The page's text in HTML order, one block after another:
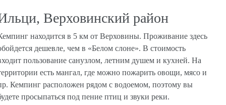
Верховинский район
находится в 5 км от Верховины. Проживание здесь
дешевле, чем в «Белом слоне». В стоимость
пользование санузлом, летним душем и кухней. На
есть мангал, где можно пожарить овощи, мясо и
Кемпинг расположен рядом с водоемом, поэтому вы
просыпаться под пение птиц и звуки реки.